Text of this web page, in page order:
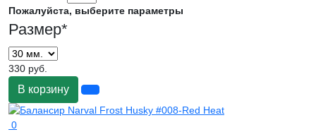
Пожалуйста, выберите параметры
Размер*
330 руб.
В корзину
0